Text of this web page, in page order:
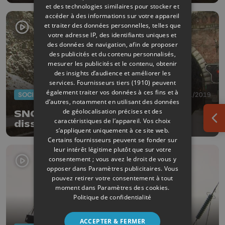
SOCIÉTÉ 30/01/2019
SNCB : Caméras parlantes
dissuasives en test à Liège
et des technologies similaires pour stocker et
accéder à des informations sur votre appareil
et traiter des données personnelles, telles que
votre adresse IP, des identifiants uniques et
des données de navigation, afin de proposer
des publicités et du contenu personnalisés,
mesurer les publicités et le contenu, obtenir
des insights d’audience et améliorer les
services. Fournisseurs tiers (1910) peuvent
également traiter vos données à ces fins et à
d’autres, notamment en utilisant des données
de géolocalisation précises et des
caractéristiques de l’appareil. Vos choix
s’appliquent uniquement à ce site web.
Certains fournisseurs peuvent se fonder sur
leur intérêt légitime plutôt que sur votre
consentement ; vous avez le droit de vous y
opposer dans Paramètres publicitaires. Vous
pouvez retirer votre consentement à tout
moment dans Paramètres des cookies.
Politique de confidentialité
ACCEPTER & FERMER